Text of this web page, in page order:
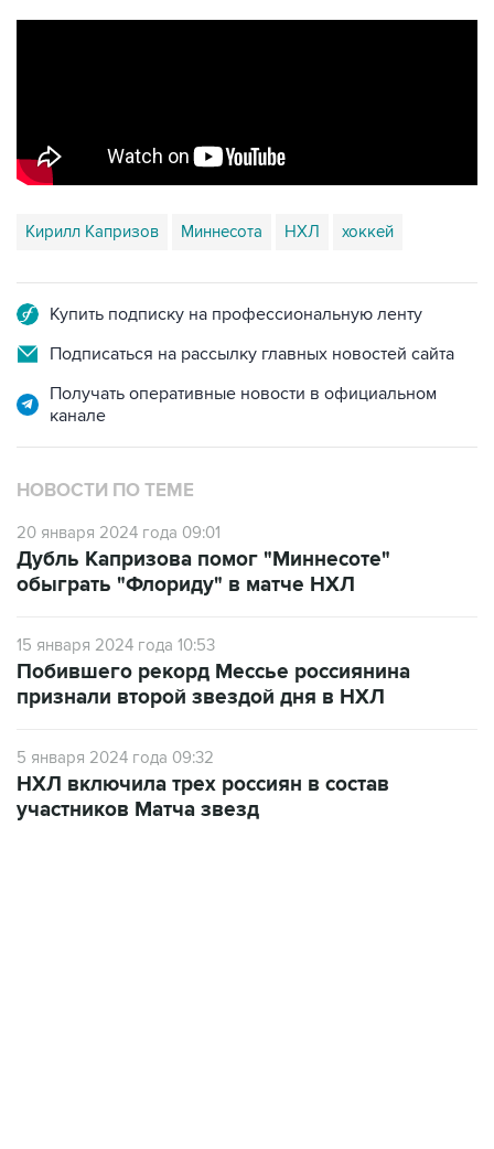
Кирилл Капризов Миннесота НХЛ хоккей
Купить подписку на профессиональную ленту
Подписаться на рассылку главных новостей сайта
Получать оперативные новости в официальном
канале
НОВОСТИ ПО ТЕМЕ
20 января 2024 года 09:01
Дубль Капризова помог "Миннесоте"
обыграть "Флориду" в матче НХЛ
15 января 2024 года 10:53
Побившего рекорд Мессье россиянина
признали второй звездой дня в НХЛ
5 января 2024 года 09:32
НХЛ включила трех россиян в состав
участников Матча звезд